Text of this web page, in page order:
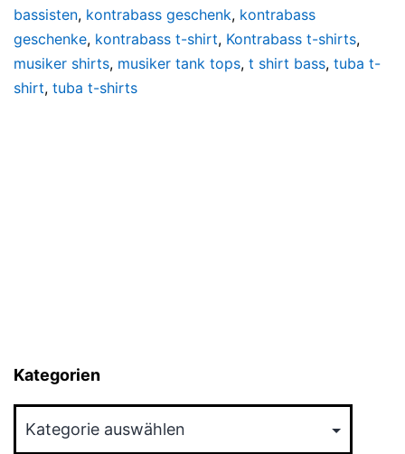
bassisten, kontrabass geschenk, kontrabass
geschenke, kontrabass t-shirt, Kontrabass t-shirts,
musiker shirts, musiker tank tops, t shirt bass, tuba t-
shirt, tuba t-shirts
Kategorien